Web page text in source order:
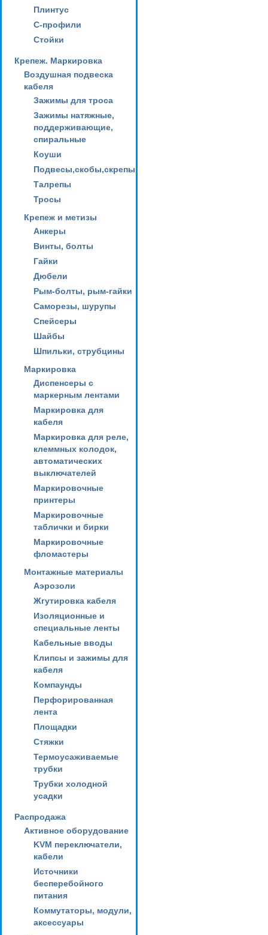
Плинтус
С-профили
Стойки
Крепеж. Маркировка
Воздушная подвеска
кабеля
Зажимы для троса
Зажимы натяжные,
поддерживающие,
спиральные
Коуши
Подвесы,скобы,скрепы
Талрепы
Тросы
Крепеж и метизы
Анкеры
Винты, болты
Гайки
Дюбели
Рым-болты, рым-гайки
Саморезы, шурупы
Спейсеры
Шайбы
Шпильки, струбцины
Маркировка
Диспенсеры с
маркерным лентами
Маркировка для
кабеля
Маркировка для реле,
клеммных колодок,
автоматических
выключателей
Маркировочные
принтеры
Маркировочные
таблички и бирки
Маркировочные
фломастеры
Монтажные материалы
Аэрозоли
Жгутировка кабеля
Изоляционные и
специальные ленты
Кабельные вводы
Клипсы и зажимы для
кабеля
Компаунды
Перфорированная
лента
Площадки
Стяжки
Термоусаживаемые
трубки
Трубки холодной
усадки
Распродажа
Активное оборудование
KVM переключатели,
кабели
Источники
бесперебойного
питания
Коммутаторы, модули,
аксессуары